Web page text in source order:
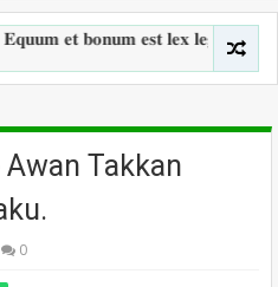
𝐛𝐨𝐧𝐮𝐦 𝐞𝐬𝐭 𝐥𝐞𝐱 𝐥𝐞𝐠𝐮𝐦 ⚖️
Takkan
0